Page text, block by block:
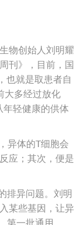
物创始人刘明耀
刊》，目前，国
也就是取患者自
大多经过放化
年轻健康的供体
异体的T细胞会
应；其次，便是
排异问题。刘明
某些基因，让异
第一批通用